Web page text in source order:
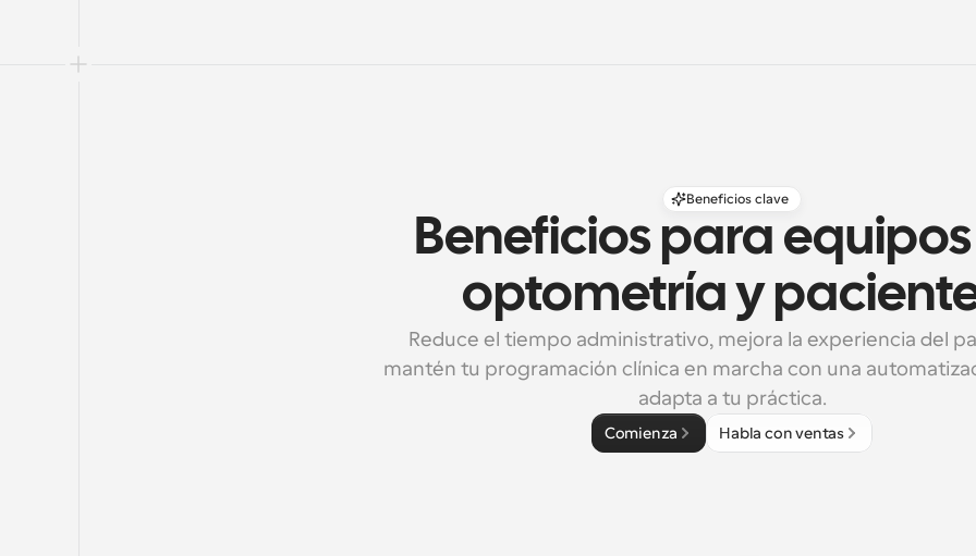
Beneficios clave
Beneficios para
optometría y
Reduce el tiempo administrativo, mejora la experiencia del
mantén tu programación clínica en marcha con una
adapta a tu práctica.
Comienza Habla con ventas